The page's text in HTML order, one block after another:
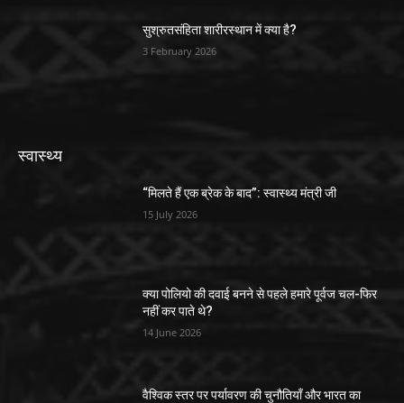
सुश्रुतसंहिता शारीरस्थान में क्या है?
3 February 2026
स्वास्थ्य
“मिलते हैं एक ब्रेक के बाद”: स्वास्थ्य मंत्री जी
15 July 2026
क्या पोलियो की दवाई बनने से पहले हमारे पूर्वज चल-फिर
नहीं कर पाते थे?
14 June 2026
वैश्विक स्तर पर पर्यावरण की चुनौतियाँ और भारत का